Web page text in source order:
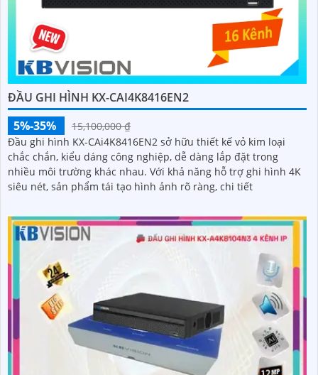
ĐẦU GHI HÌNH KX-CAI4K8416EN2
5%-35%
15,100,000 ₫
Đầu ghi hình KX-CAi4K8416EN2 sở hữu thiết kế vỏ kim loại
chắc chắn, kiểu dáng công nghiệp, dễ dàng lắp đặt trong
nhiều môi trường khác nhau. Với khả năng hỗ trợ ghi hình 4K
siêu nét, sản phẩm tái tạo hình ảnh rõ ràng, chi tiết